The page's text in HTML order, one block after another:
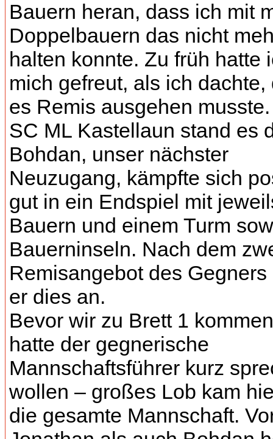
Bauern heran, dass ich mit
Doppelbauern das nicht
halten konnte. Zu früh hatte
mich gefreut, als ich dachte,
es Remis ausgehen
SC ML Kastellaun stand es
Bohdan, unser nächster
Neuzugang, kämpfte sich
gut in ein Endspiel mit
Bauern und einem Turm
Bauerninseln. Nach dem
Remisangebot des Gegners
er dies an.
Bevor wir zu Brett 1
hatte der gegnerische
Mannschaftsführer kurz
wollen – großes Lob kam
die gesamte Mannschaft.